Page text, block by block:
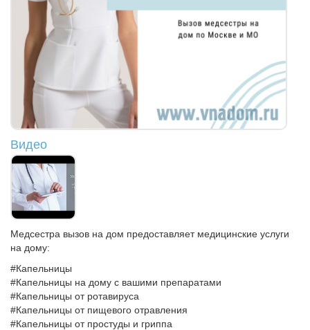
Видео
Медсестра вызов на дом предоставляет медицинские услуги
на дому:
#Капельницы
#Капельницы на дому с вашими препаратами
#Капельницы от ротавируса
#Капельницы от пищевого отравления
#Капельницы от простуды и гриппа